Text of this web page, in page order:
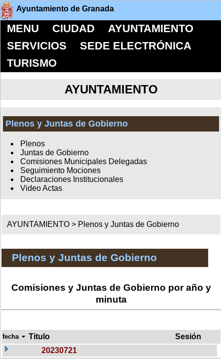
Ayuntamiento de Granada
MENU CIUDAD
AYUNTAMIENTO
SERVICIOS
SEDE ELECTRÓNICA
TURISMO
AYUNTAMIENTO
Plenos y Juntas de Gobierno
Plenos
Juntas de Gobierno
Comisiones Municipales Delegadas
Seguimiento Mociones
Declaraciones Institucionales
Video Actas
AYUNTAMIENTO > Plenos y Juntas de Gobierno
Plenos y Juntas de Gobierno
Comisiones y Juntas de Gobierno por año y
minuta
fecha Titulo
Sesión
20230721